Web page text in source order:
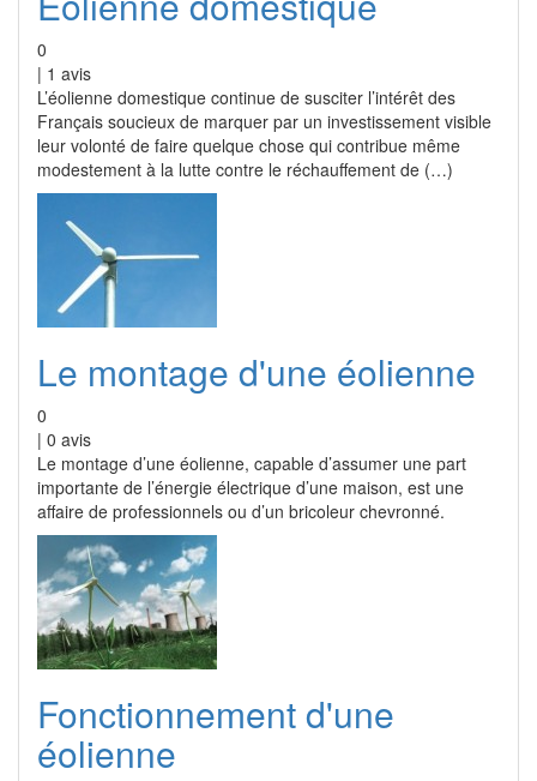
0
| 1 avis
L’éolienne domestique continue de susciter l’intérêt des
Français soucieux de marquer par un investissement visible
leur volonté de faire quelque chose qui contribue même
modestement à la lutte contre le réchauffement de (…)
Le montage d'une éolienne
0
| 0 avis
Le montage d’une éolienne, capable d’assumer une part
importante de l’énergie électrique d’une maison, est une
affaire de professionnels ou d’un bricoleur chevronné.
Fonctionnement d'une
éolienne